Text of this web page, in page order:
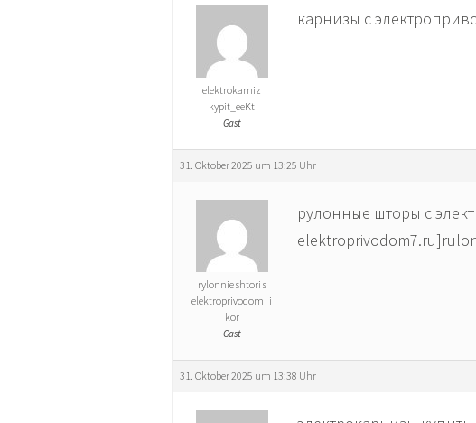
elektrokarniz
kypit_eeKt
Gast
карнизы с
31. Oktober 2025 um 13:25 Uhr
rylonnie shtori s
elektroprivodom_i
kor
Gast
рулонные шторы с
31. Oktober 2025 um 13:38 Uhr